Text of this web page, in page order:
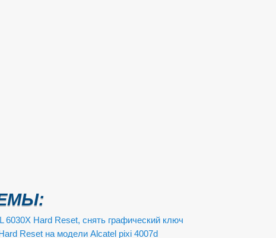
6030X Hard Reset, снять графический ключ
Reset на модели Alcatel pixi 4007d